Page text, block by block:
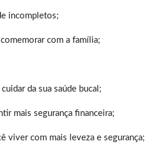
incompletos;
com a família;
da sua saúde bucal;
mais segurança financeira;
viver com mais leveza e segurança;